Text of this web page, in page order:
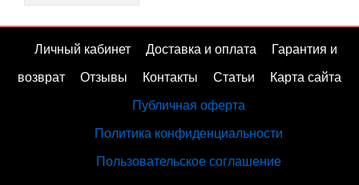
Личный кабинет Доставка и оплата Гарантия и
возврат Отзывы Контакты Статьи Карта сайта
Публичная оферта
Политика конфиденциальности
Пользовательское соглашение